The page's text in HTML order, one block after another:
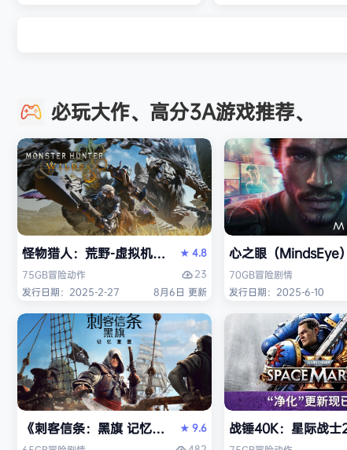
每个大型章节有若干小关卡。 难度
可分为：…
组由命运聚集的五个角色来
伟大的使命-从古老的邪恶中
球！ 一个古老…
必玩大作、高分3A游戏推荐、
怪物猎人：荒野-虚拟机版（Monster Hunter Wilds
★ 4.8
75GB冒险动作
23
发行日期：2025-2-27
8月6日 更新
心之眼（MindsEye
70GB冒险剧情
发行日期：2025-6-10
《刺客信条：黑旗 记忆重置-虚拟机版/Assassin’s
★ 9.6
战锤40K：星际战